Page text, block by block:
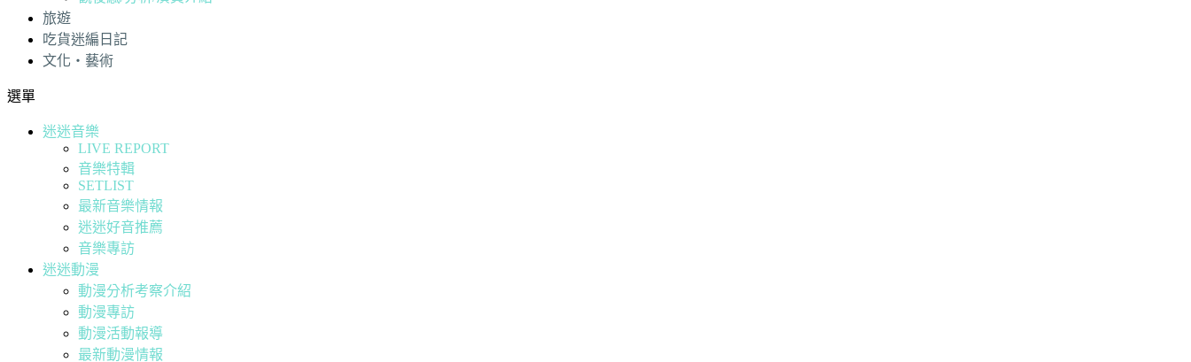
旅遊
吃貨迷編日記
文化・藝術
選單
迷迷音樂
LIVE REPORT
音樂特輯
SETLIST
最新音樂情報
迷迷好音推薦
音樂專訪
迷迷動漫
動漫分析考察介紹
動漫專訪
動漫活動報導
最新動漫情報